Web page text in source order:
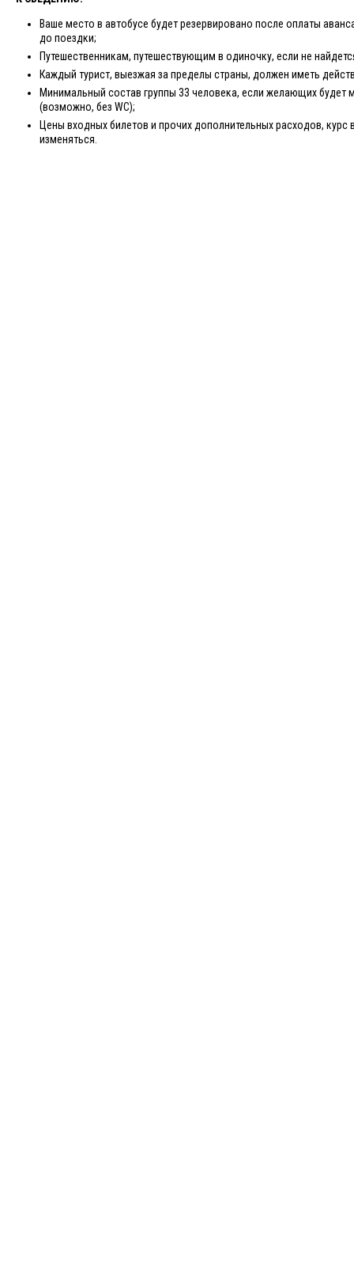
Ваше место в автобусе будет резервировано после оплаты
до поездки;
Путешественникам, путешествующим в одиночку, если не
Каждый турист, выезжая за пределы страны, должен иметь
Минимальный состав группы 33 человека, если желающих
(возможно, без WC);
Цены входных билетов и прочих дополнительных расходов,
изменяться.